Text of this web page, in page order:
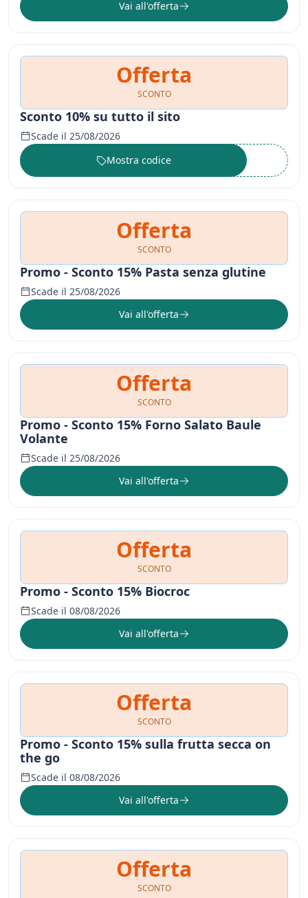
Vai all'offerta
Offerta
SCONTO
Sconto 10% su tutto il sito
Scade il 25/08/2026
••••••
Mostra codice
Offerta
SCONTO
Promo - Sconto 15% Pasta senza glutine
Scade il 25/08/2026
Vai all'offerta
Offerta
SCONTO
Promo - Sconto 15% Forno Salato Baule
Volante
Scade il 25/08/2026
Vai all'offerta
Offerta
SCONTO
Promo - Sconto 15% Biocroc
Scade il 08/08/2026
Vai all'offerta
Offerta
SCONTO
Promo - Sconto 15% sulla frutta secca on
the go
Scade il 08/08/2026
Vai all'offerta
Offerta
SCONTO